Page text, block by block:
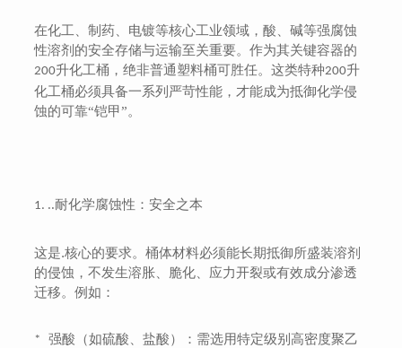
在化工、制药、电镀等核心工业领域，酸、碱等强腐蚀
性溶剂的安全存储与运输至关重要。作为其关键容器的
200升化工桶，绝非普通塑料桶可胜任。这类特种200升
化工桶必须具备一系列严苛性能，才能成为抵御化学侵
蚀的可靠“铠甲”。
1. ..耐化学腐蚀性：安全之本
这是.核心的要求。桶体材料必须能长期抵御所盛装溶剂
的侵蚀，不发生溶胀、脆化、应力开裂或有效成分渗透
迁移。例如：
*强酸（如硫酸、盐酸）：需选用特定级别高密度聚乙